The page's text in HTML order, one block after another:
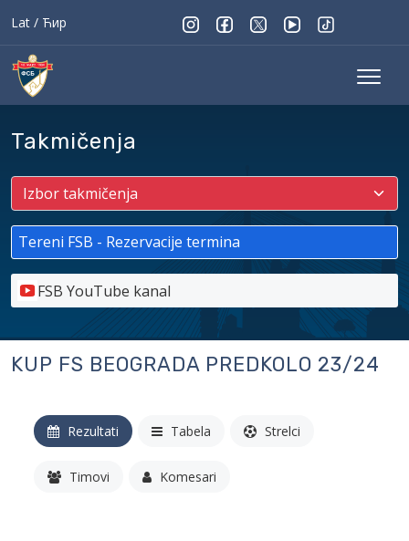
Lat / Ћир
Takmičenja
Tereni FSB - Rezervacije termina
FSB YouTube kanal
KUP FS BEOGRADA PREDKOLO 23/24
Rezultati Tabela Strelci
Timovi Komesari